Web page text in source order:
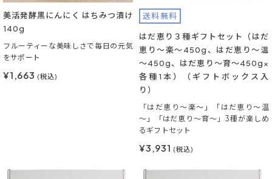
美活発酵黒にんにく はちみつ漬け
140g
フルーティーな美味しさで毎日の元気
をサポート
¥1,663 (税込)
送料無料
はだ恵り３種ギフトセット（はだ
恵り～楽～450g、はだ恵り～温
～450g、はだ恵り～育～450g×
各種1本）（ギフトボックス入
り）
「はだ恵り～楽～」「はだ恵り～温
～」「はだ恵り～育～」3種が楽しめ
るギフトセット
¥3,931 (税込)